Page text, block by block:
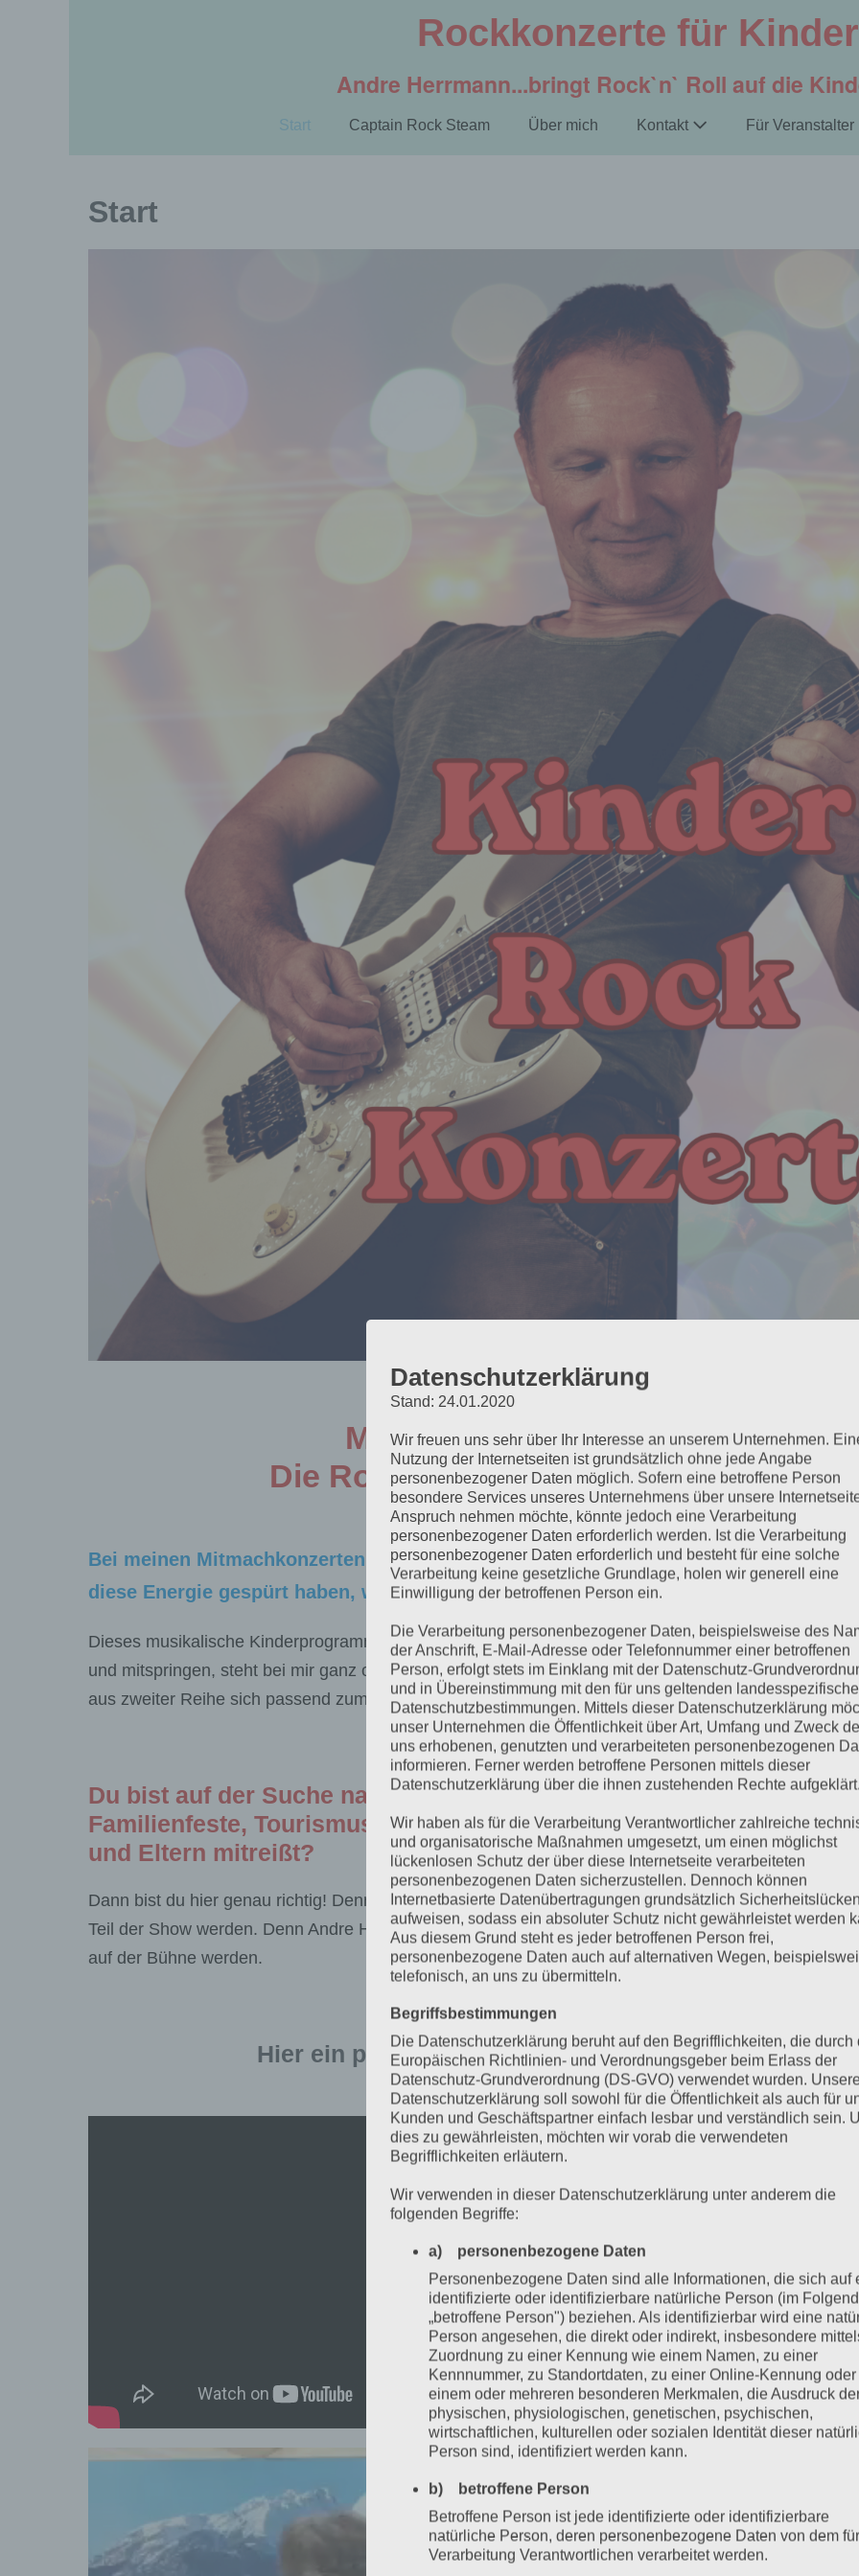
Rockkonzerte für
Andre Herrmann...bringt Rock`n` Roll auf die
Start Captain Rock Steam Über mich Kontakt Für Veranstalter
Start
Mitmachkonzerte von Andre
Die Rock Show, die Kinder zum
Bei meinen Mitmachkonzerten bringe ich den Kindern die Energie eines Live
diese Energie gespürt haben, wollen Sie mehr davon!
Dieses musikalische Kinderprogramm ist ein Mix aus rockiger Kinder Musik und sportlich fitten
und mitspringen, steht bei mir ganz oben im Programm. Und weil sich die Energie dieser
aus zweiter Reihe sich passend zum Groove bewegen), sind meine Kinderkonzerte ein Erlebnis für
Du bist auf der Suche nach einem musikalischen Kinderprogramm
Familienfeste, Tourismusregionen, Kindergärten, Schulen,
und Eltern mitreißt?
Dann bist du hier genau richtig! Denn das rockigeKINDERKONZERTvon Andre Herrmann ist ein
Teil der Show werden. Denn Andre Herrmann ist ein Meister darin, Kinder aktiv ins Programm
auf der Bühne werden.
Hier ein paar Videoausschnitte von den beliebten
Datenschutzerklärung
Stand: 24.01.2020
Wir freuen uns sehr über Ihr Interesse an unserem Unternehmen.
Nutzung der Internetseiten ist grundsätzlich ohne jede Angabe
personenbezogener Daten möglich. Sofern eine betroffene Person
besondere Services unseres Unternehmens über unsere
Anspruch nehmen möchte, könnte jedoch eine Verarbeitung
personenbezogener Daten erforderlich werden. Ist die Verarbeitung
personenbezogener Daten erforderlich und besteht für eine solche
Verarbeitung keine gesetzliche Grundlage, holen wir generell eine
Einwilligung der betroffenen Person ein.
Die Verarbeitung personenbezogener Daten, beispielsweise des
der Anschrift, E-Mail-Adresse oder Telefonnummer einer betroffenen
Person, erfolgt stets im Einklang mit der Datenschutz-
und in Übereinstimmung mit den für uns geltenden
Datenschutzbestimmungen. Mittels dieser Datenschutzerklärung
unser Unternehmen die Öffentlichkeit über Art, Umfang und Zweck
uns erhobenen, genutzten und verarbeiteten personenbezogenen
informieren. Ferner werden betroffene Personen mittels dieser
Datenschutzerklärung über die ihnen zustehenden Rechte aufgeklärt.
Wir haben als für die Verarbeitung Verantwortlicher zahlreiche
und organisatorische Maßnahmen umgesetzt, um einen möglichst
lückenlosen Schutz der über diese Internetseite verarbeiteten
personenbezogenen Daten sicherzustellen. Dennoch können
Internetbasierte Datenübertragungen grundsätzlich Sicherheitslücken
aufweisen, sodass ein absoluter Schutz nicht gewährleistet werden
Aus diesem Grund steht es jeder betroffenen Person frei,
personenbezogene Daten auch auf alternativen Wegen,
telefonisch, an uns zu übermitteln.
Begriffsbestimmungen
Die Datenschutzerklärung beruht auf den Begrifflichkeiten, die durch
Europäischen Richtlinien- und Verordnungsgeber beim Erlass der
Datenschutz-Grundverordnung (DS-GVO) verwendet wurden. Unsere
Datenschutzerklärung soll sowohl für die Öffentlichkeit als auch für
Kunden und Geschäftspartner einfach lesbar und verständlich sein.
dies zu gewährleisten, möchten wir vorab die verwendeten
Begrifflichkeiten erläutern.
Wir verwenden in dieser Datenschutzerklärung unter anderem die
folgenden Begriffe:
a) personenbezogene Daten
Personenbezogene Daten sind alle Informationen, die sich auf
identifizierte oder identifizierbare natürliche Person (im
„betroffene Person") beziehen. Als identifizierbar wird eine
Person angesehen, die direkt oder indirekt, insbesondere
Zuordnung zu einer Kennung wie einem Namen, zu einer
Kennnummer, zu Standortdaten, zu einer Online-Kennung oder
einem oder mehreren besonderen Merkmalen, die Ausdruck
physischen, physiologischen, genetischen, psychischen,
wirtschaftlichen, kulturellen oder sozialen Identität dieser
Person sind, identifiziert werden kann.
b) betroffene Person
Betroffene Person ist jede identifizierte oder identifizierbare
natürliche Person, deren personenbezogene Daten von dem
Verarbeitung Verantwortlichen verarbeitet werden.